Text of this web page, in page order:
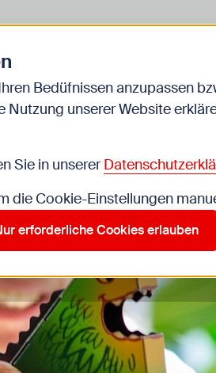
Bedüfnissen anzupassen
Nutzung unserer Website
Sie in unserer
die Cookie-Einstellungen
erforderliche Cookies erlauben